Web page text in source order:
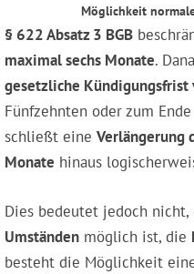
Möglichkeit
§ 622 Absatz 3 BGB
maximal sechs Monate.
gesetzliche Kündigungsfrist
Fünfzehnten oder zum
schließt eine Verlängerung
Monate hinaus
Dies bedeutet jedoch nicht,
Umständen möglich ist, die
besteht die Möglichkeit